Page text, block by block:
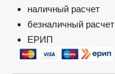
наличный расчет
безналичный расчет
ЕРИП